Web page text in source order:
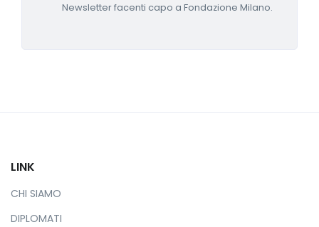
Newsletter facenti capo a Fondazione Milano.
LINK
CHI SIAMO
DIPLOMATI